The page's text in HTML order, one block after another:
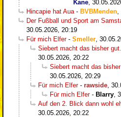
Kane
Hincapie hat Aua - BVBMenden
Der Fußball und Sport am
30.05.2026, 20:19
Für mich Elfer- Smeller
Siebert macht das bisher
30.05.2026, 20:22
Siebert macht das bisher
30.05.2026, 20:29
Für mich Elfer- rawside
Für mich Elfer- Blarry
Auf den 2. Blick dann wohl
30.05.2026, 20:22